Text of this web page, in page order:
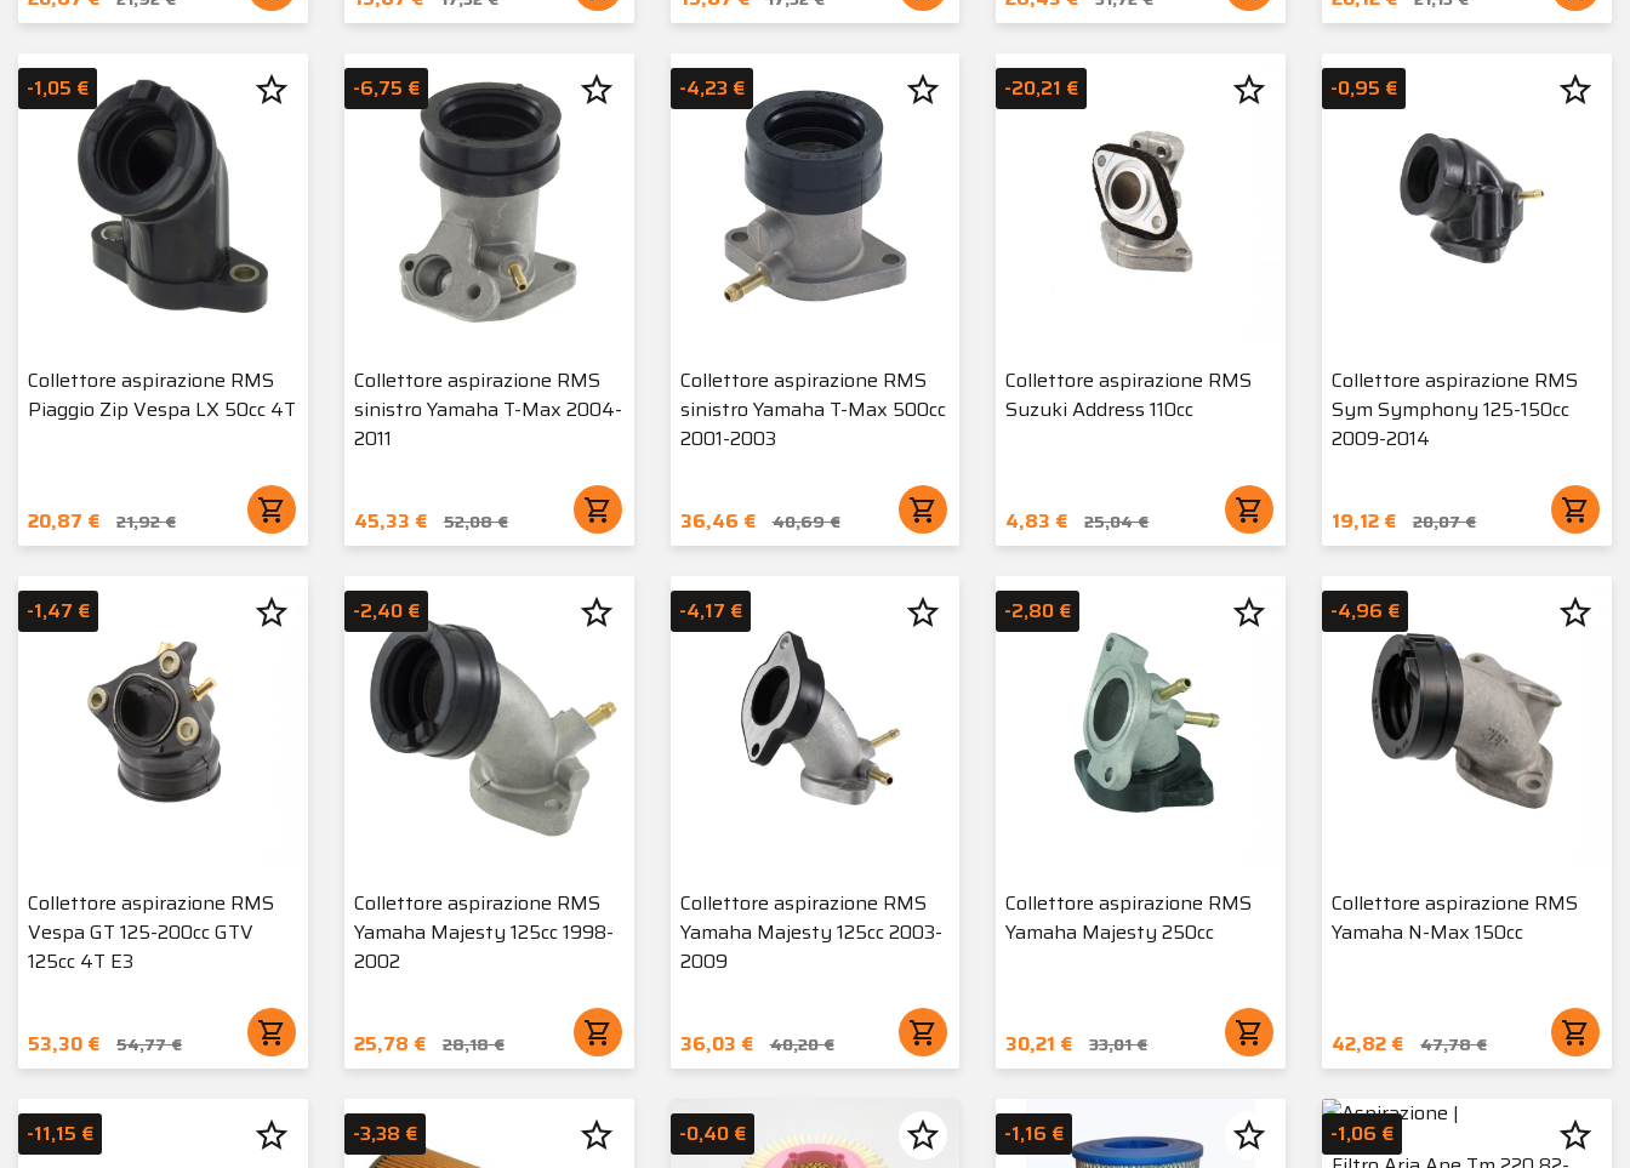
Collettore aspirazione RMS
Piaggio Zip Vespa LX 50cc 4T
20,87 € 21,92 € shopping_cart
-1,05 € star_border
Collettore aspirazione RMS
sinistro Yamaha T-Max 2004-
2011
45,33 € 52,08 € shopping_cart
-6,75 € star_border
Collettore aspirazione RMS
sinistro Yamaha T-Max 500cc
2001-2003
36,46 € 40,69 € shopping_cart
-4,23 € star_border
Collettore aspirazione RMS
Suzuki Address 110cc
4,83 € 25,04 € shopping_cart
-20,21 € star_border
Collettore aspirazione RMS
Sym Symphony 125-150cc
2009-2014
19,12 € 20,07 € shopping_cart
-0,95 € star_border
Collettore aspirazione RMS
Vespa GT 125-200cc GTV
125cc 4T E3
53,30 € 54,77 € shopping_cart
-1,47 € star_border
Collettore aspirazione RMS
Yamaha Majesty 125cc 1998-
2002
25,78 € 28,18 € shopping_cart
-2,40 € star_border
Collettore aspirazione RMS
Yamaha Majesty 125cc 2003-
2009
36,03 € 40,20 € shopping_cart
-4,17 € star_border
Collettore aspirazione RMS
Yamaha Majesty 250cc
30,21 € 33,01 € shopping_cart
-2,80 € star_border
Collettore aspirazione RMS
Yamaha N-Max 150cc
42,82 € 47,78 € shopping_cart
-4,96 € star_border
-11,15 € star_border -3,38 € star_border -0,40 € star_border -1,16 € star_border -1,06 € star_border